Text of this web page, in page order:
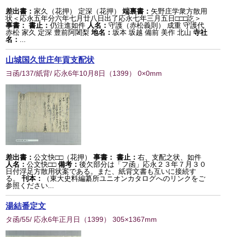
差出書：家久（花押） 定深（花押） 端裏書： 矢野庄学衆方散用
状＜応永五年分六年七月廿八日出了応永七年三月五日□□□訖＞
事書： 書止：仍注進如件 人名：守護（赤松義則） 成重 守護代
赤松 家久 定深 豊前阿闍梨 地名：坂本 坂越 備前 美作 北山 寺社
名：
山城国久世庄年貢支配状
ヨ函/137/紙背/ 応永6年10月8日 （1399） 0×0mm
差出書：公文快□□（花押） 事書： 書止：右、支配之状、如件
人名：公文快□□ 備考：後欠部分は「フ函」応永２３年７月３０
日付浮足方散用状案である。また、紙背文書も互いに接続す
る。
刊本：
（東大史料編纂所ユニオンカタログへのリンクをご
参照ください...
湯結番定文
タ函/55/ 応永6年正月日 （1399） 305×1367mm